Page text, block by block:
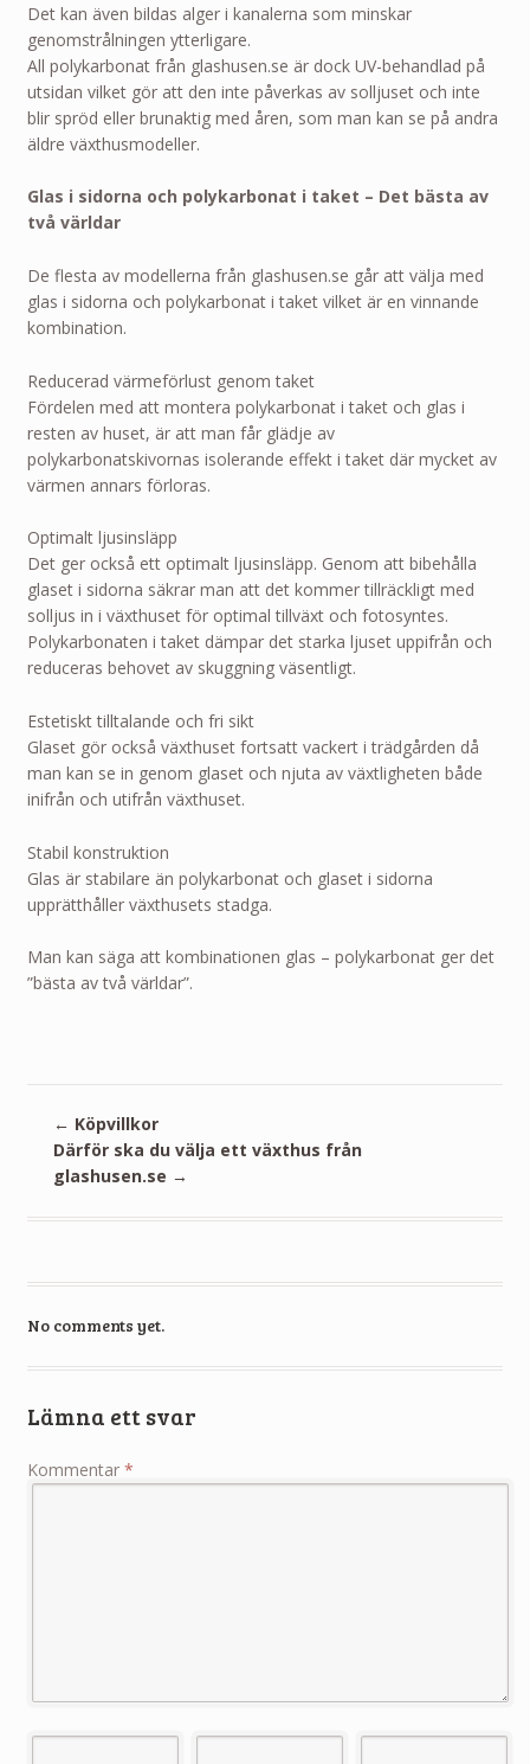
Det kan även bildas alger i kanalerna som minskar
genomstrålningen ytterligare.
All polykarbonat från glashusen.se är dock UV-behandlad på
utsidan vilket gör att den inte påverkas av solljuset och inte
blir spröd eller brunaktig med åren, som man kan se på andra
äldre växthusmodeller.
Glas i sidorna och polykarbonat i taket – Det bästa av
två världar
De flesta av modellerna från glashusen.se går att välja med
glas i sidorna och polykarbonat i taket vilket är en vinnande
kombination.
Reducerad värmeförlust genom taket
Fördelen med att montera polykarbonat i taket och glas i
resten av huset, är att man får glädje av
polykarbonatskivornas isolerande effekt i taket där mycket av
värmen annars förloras.
Optimalt ljusinsläpp
Det ger också ett optimalt ljusinsläpp. Genom att bibehålla
glaset i sidorna säkrar man att det kommer tillräckligt med
solljus in i växthuset för optimal tillväxt och fotosyntes.
Polykarbonaten i taket dämpar det starka ljuset uppifrån och
reduceras behovet av skuggning väsentligt.
Estetiskt tilltalande och fri sikt
Glaset gör också växthuset fortsatt vackert i trädgården då
man kan se in genom glaset och njuta av växtligheten både
inifrån och utifrån växthuset.
Stabil konstruktion
Glas är stabilare än polykarbonat och glaset i sidorna
upprätthåller växthusets stadga.
Man kan säga att kombinationen glas – polykarbonat ger det
”bästa av två världar”.
← Köpvillkor
Därför ska du välja ett växthus från
glashusen.se →
No comments yet.
Lämna ett svar
Kommentar *